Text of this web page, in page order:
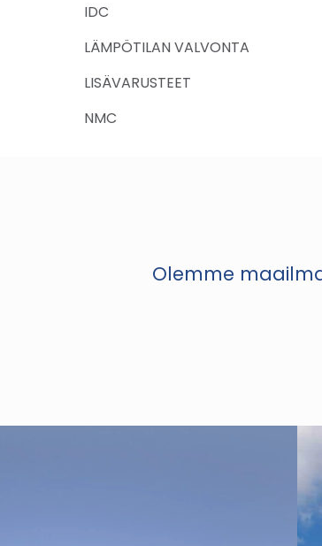
IDC
LÄMPÖTILAN VALVONTA
LISÄVARUSTEET
NMC
Olemme